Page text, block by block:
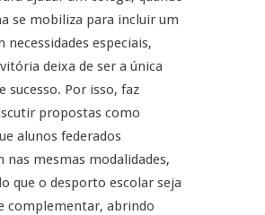
se mobiliza para incluir um
necessidades especiais,
deixa de ser a única
sucesso. Por isso, faz
propostas como
alunos federados
nas mesmas modalidades,
que o desporto escolar seja
complementar, abrindo